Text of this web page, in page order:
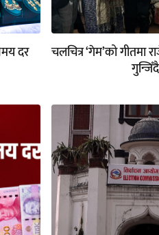
दर
चलचित्र ‘गेम’को गीतमा
गुन्जिँदै